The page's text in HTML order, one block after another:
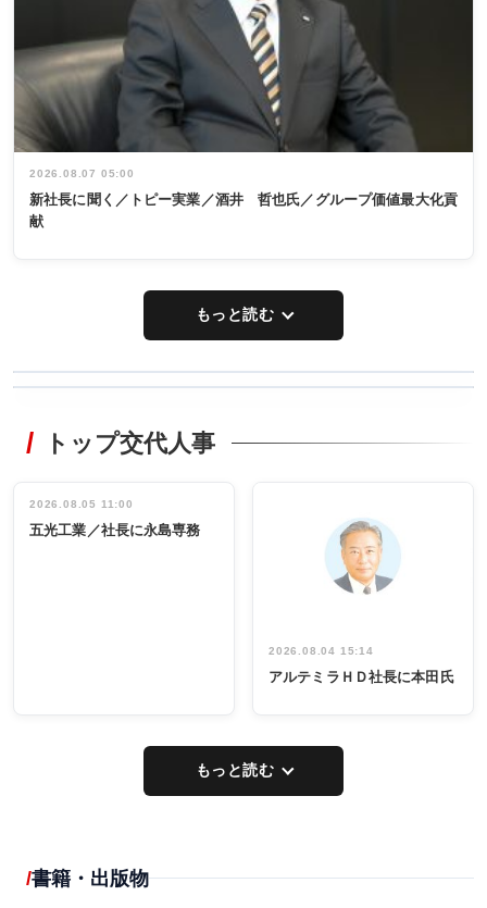
2026.08.07 05:00
新社長に聞く／トピー実業／酒井 哲也氏／グループ価値最大化貢
献
もっと読む
非鉄業界で
インタビュ
ー／社内ア
タックトレー
祝う 業界関
係者ら220人
出席
トップ交代人事
2026.08.05 11:00
五光工業／社長に永島専務
2026.08.04 15:14
アルテミラＨＤ社長に本田氏
もっと読む
書籍・出版物